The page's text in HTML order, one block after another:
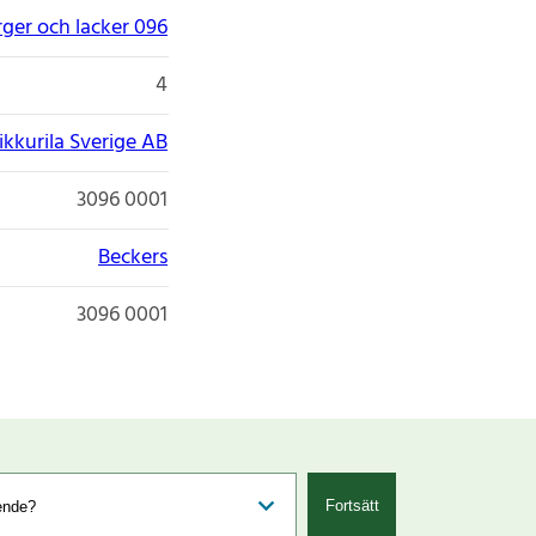
och lacker 096
4
Sverige AB
3096 0001
Beckers
3096 0001
Fortsätt